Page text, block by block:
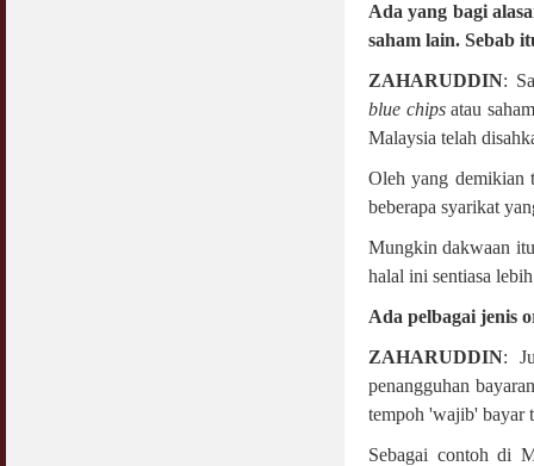
Ada yang bagi
saham lain. Sebab
ZAHARUDDIN:
blue chipsatau
Malaysia telah
Oleh yang demikian
beberapa syarikat
Mungkin dakwaan
halal ini sentiasa
Ada pelbagai jenis
ZAHARUDDIN:
penangguhan
tempoh 'wajib' bayar
Sebagai contoh di